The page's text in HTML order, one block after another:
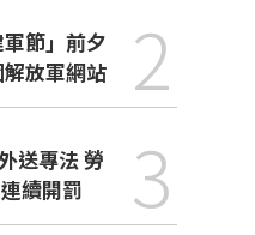
節」前夕
解放軍網站
2
送專法 勞
續開罰
3